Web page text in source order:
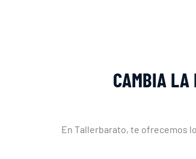
CAMBIA LA
En Tallerbarato, te ofrecemos